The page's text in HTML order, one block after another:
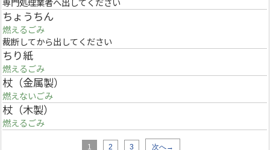
専門処理業者へ出してください
ちょうちん
燃えるごみ
裁断してから出してください
ちり紙
燃えるごみ
杖（金属製）
燃えないごみ
杖（木製）
燃えるごみ
1 2 3 次へ→